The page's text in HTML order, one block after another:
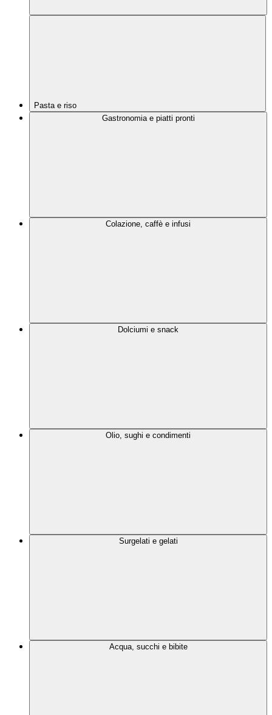
Pasta e riso
Gastronomia e piatti pronti
Colazione, caffè e infusi
Dolciumi e snack
Olio, sughi e condimenti
Surgelati e gelati
Acqua, succhi e bibite